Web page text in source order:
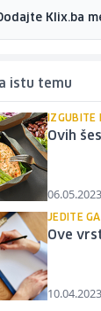
Klix.ba
istu temu
IZGUBITE
Ovih
JEDITE GA
Ove